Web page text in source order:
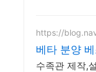
https://
베타 분양
든 수족관
수족관 제작,